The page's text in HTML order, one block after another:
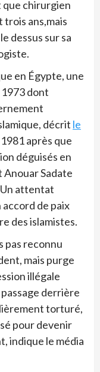
chirurgien
trois ans,mais
dessus sur sa
en Égypte, une
dont
décrit le
après que
déguisés en
Anouar Sadate
Un attentat
de paix
des islamistes.
pas reconnu
mais purge
illégale
passage derrière
torturé,
pour devenir
indique le média